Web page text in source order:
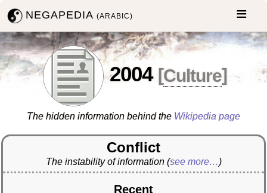
NEGAPEDIA(ARABIC)
2004 [Culture]
The hidden information behind the Wikipedia page
Conflict
The instability of information (see more…)
Recent